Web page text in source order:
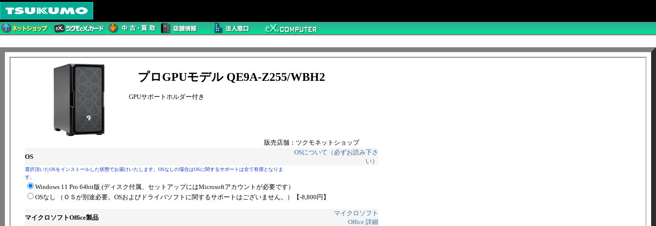
プロGPUモデル QE9A-Z255/WBH2
GPUサポートホルダー付き
販売店舗：ツクモネットショップ
OS
OSについて（必ずお読み下さ
い）
選択頂いたOSをインストールした状態でお届けいたします。OSなしの場合はOSに関するサポートは全て有償となりま
す。
Windows 11 Pro 64bit版 (ディスク付属、セットアップにはMicrosoftアカウントが必要です）
OSなし （ＯＳが別途必要。OSおよびドライバソフトに関するサポートはございません。）
【-8,800円】
マイクロソフトOffice製品
マイクロソフト
Office 詳細